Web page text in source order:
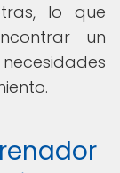
lo que
un